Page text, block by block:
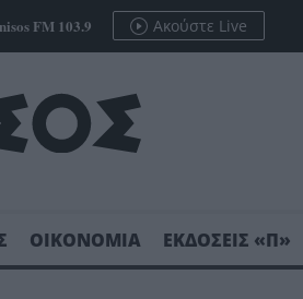
FM 103.9 Ακούστε Live
ΟΙΚΟΝΟΜΙΑ ΕΚΔΟΣΕΙΣ «Π»